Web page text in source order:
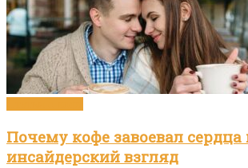
Почему кофе завоевал
инсайдерский взгляд